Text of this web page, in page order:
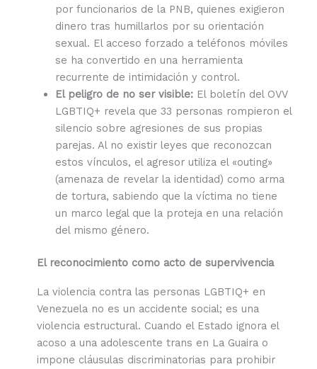
por funcionarios de la PNB, quienes exigieron
dinero tras humillarlos por su orientación
sexual. El acceso forzado a teléfonos móviles
se ha convertido en una herramienta
recurrente de intimidación y control.
El peligro de no ser visible: El boletín del OVV
LGBTIQ+ revela que 33 personas rompieron el
silencio sobre agresiones de sus propias
parejas. Al no existir leyes que reconozcan
estos vínculos, el agresor utiliza el «outing»
(amenaza de revelar la identidad) como arma
de tortura, sabiendo que la víctima no tiene
un marco legal que la proteja en una relación
del mismo género.
El reconocimiento como acto de supervivencia
La violencia contra las personas LGBTIQ+ en
Venezuela no es un accidente social; es una
violencia estructural. Cuando el Estado ignora el
acoso a una adolescente trans en La Guaira o
impone cláusulas discriminatorias para prohibir